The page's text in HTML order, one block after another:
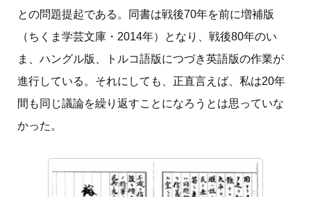
との問題提起である。同書は戦後70年を前に増補版
（ちくま学芸文庫・2014年）となり、戦後80年のい
ま、ハングル版、トルコ語版につづき英語版の作業が
進行している。それにしても、正直言えば、私は20年
間も同じ議論を繰り返すことになろうとは思っていな
かった。